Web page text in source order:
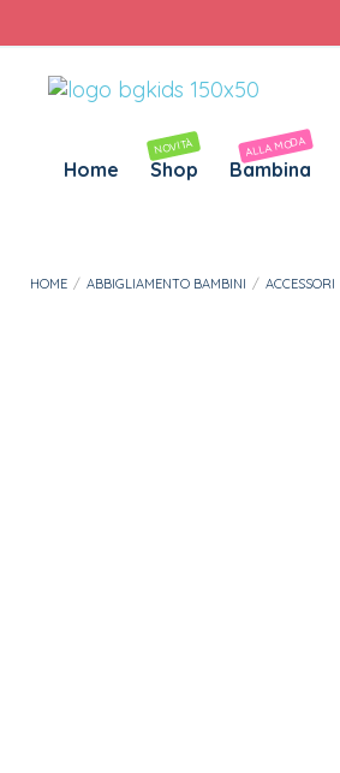
Home Shop
NOVITÀ
Bambina
ALLA MODA
HOME / ABBIGLIAMENTO BAMBINI / ACCESSORI